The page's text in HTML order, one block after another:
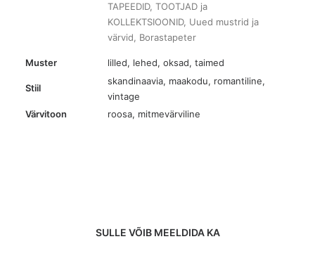
TAPEEDID, TOOTJAD ja
KOLLEKTSIOONID, Uued mustrid ja
värvid
Borastapeter
Muster lilled, lehed, oksad, taimed
Stiil
skandinaavia, maakodu, romantiline,
vintage
Värvitoon
roosa, mitmevärviline
SULLE VÕIB MEELDIDA KA